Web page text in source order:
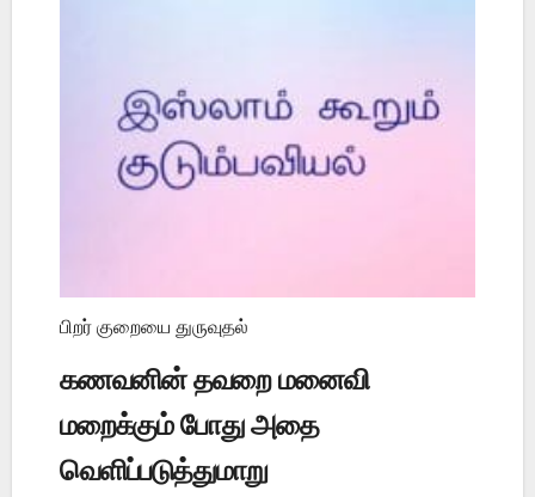
பிறர் குறையை துருவுதல்
கணவனின் தவறை மனைவி
மறைக்கும் போது அதை
வெளிப்படுத்துமாறு